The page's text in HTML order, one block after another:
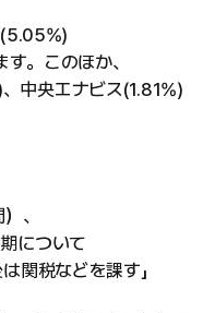
。このほか、
中央エナビス(1.81%)
、
について
関税などを課す」